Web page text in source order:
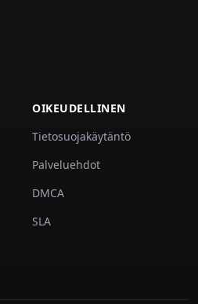
OIKEUDELLINEN
Tietosuojakäytäntö
Palveluehdot
DMCA
SLA